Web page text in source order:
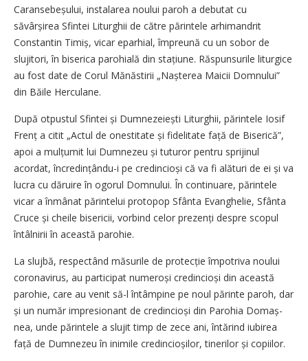
Caransebeșului, instalarea noului paroh a debutat cu
săvârșirea Sfintei Liturghii de către părintele arhimandrit
Constantin Timiș, vicar eparhial, împreună cu un sobor de
slujitori, în biserica parohială din stațiune. Răspunsurile liturgice
au fost date de Corul Mănăstirii „Nașterea Maicii Domnului”
din Băile Herculane.
După otpustul Sfintei și Dumne­ze­iești Liturghii, părintele Iosif
Frenț a citit „Actul de onestitate și fidelitate față de Biserică”,
apoi a mulțumit lui Dumnezeu și tuturor pentru sprijinul
acordat, încredințându-i pe credincioși că va fi alături de ei și va
lucra cu dăruire în ogorul Domnului. În continuare, părintele
vicar a înmânat părintelui protopop Sfânta Evanghelie, Sfânta
Cruce și cheile bisericii, vorbind celor prezenți despre scopul
întâlnirii în această parohie.
La slujbă, respectând măsurile de protecție împotriva noului
coronavirus, au participat numeroși credin­cioși din această
parohie, care au venit să-l întâmpine pe noul părinte paroh, dar
și un număr impre­sio­nant de credincioși din Parohia Domaș­
nea, unde părintele a slujit timp de zece ani, întărind iubirea
față de Dumnezeu în inimile credin­cioșilor, tinerilor și copiilor.